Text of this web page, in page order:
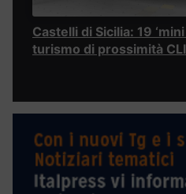
Castelli di Sicilia: 19
turismo di prossimità